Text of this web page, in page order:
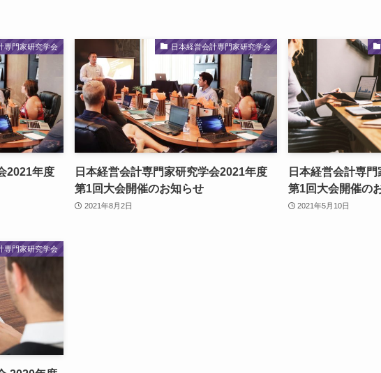
専門家研究学会
2021年度
日本経営会計専門家研究学会
日本経営会計専門家研究学会2021年度
第1回大会開催のお知らせ
2021年8月2日
日本経営会計専
第1回大会開催の
2021年5月10日
専門家研究学会